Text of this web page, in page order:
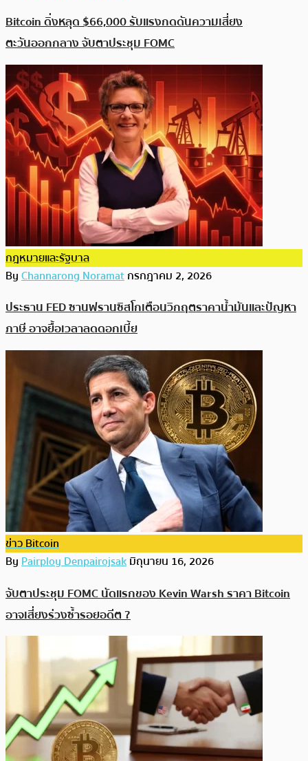
Bitcoin ดิ่งหลุด $66,000 รับแรงกดดันความเสี่ยง
ตะวันออกกลาง จับตาประชุม FOMC
กฎหมายและรัฐบาล
ByChannarong Noramatกรกฎาคม 2, 2026
ประธาน FED ซานฟรานซิสโกเตือนวิกฤตราคาน้ำมันและปัญหา
ภาษี อาจยื้อเวลาลดดอกเบี้ย
ข่าว Bitcoin
ByPairploy Denpairojsakมิถุนายน 16, 2026
จับตาประชุม FOMC นัดแรกของ Kevin Warsh ราคา Bitcoin
อาจเสี่ยงร่วงซ้ำรอยอดีต ?